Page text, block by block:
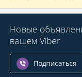
Новые
вашем Viber
Подписаться